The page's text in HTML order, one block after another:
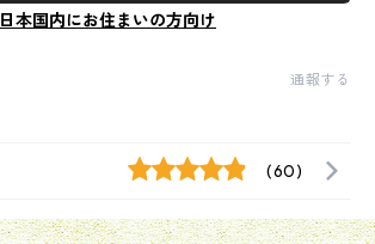
日本国内にお住まいの方向け
通報する
(60)